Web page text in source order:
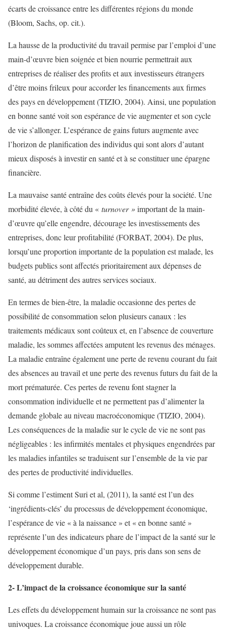
écarts de croissance entre les différentes régions du monde
(Bloom, Sachs, op. cit.).
La hausse de la productivité du travail permise par l’emploi d’une
main-d’œuvre bien soignée et bien nourrie permettrait aux
entreprises de réaliser des profits et aux investisseurs étrangers
d’être moins frileux pour accorder les financements aux firmes
des pays en développement (TIZIO, 2004). Ainsi, une population
en bonne santé voit son espérance de vie augmenter et son cycle
de vie s’allonger. L’espérance de gains futurs augmente avec
l’horizon de planification des individus qui sont alors d’autant
mieux disposés à investir en santé et à se constituer une épargne
financière.
La mauvaise santé entraîne des coûts élevés pour la société. Une
morbidité élevée, à côté du « turnover »important de la main-
d’œuvre qu’elle engendre, décourage les investissements des
entreprises, donc leur profitabilité (FORBAT, 2004). De plus,
lorsqu’une proportion importante de la population est malade, les
budgets publics sont affectés prioritairement aux dépenses de
santé, au détriment des autres services sociaux.
En termes de bien-être, la maladie occasionne des pertes de
possibilité de consommation selon plusieurs canaux : les
traitements médicaux sont coûteux et, en l’absence de couverture
maladie, les sommes affectées amputent les revenus des ménages.
La maladie entraîne également une perte de revenu courant du fait
des absences au travail et une perte des revenus futurs du fait de la
mort prématurée. Ces pertes de revenu font stagner la
consommation individuelle et ne permettent pas d’alimenter la
demande globale au niveau macroéconomique (TIZIO, 2004).
Les conséquences de la maladie sur le cycle de vie ne sont pas
négligeables : les infirmités mentales et physiques engendrées par
les maladies infantiles se traduisent sur l’ensemble de la vie par
des pertes de productivité individuelles.
Si comme l’estiment Suri et al, (2011), la santé est l’un des
‘ingrédients-clés’ du processus de développement économique,
l’espérance de vie « à la naissance » et « en bonne santé »
représente l’un des indicateurs phare de l’impact de la santé sur le
développement économique d’un pays, pris dans son sens de
développement durable.
2- L’impact de la croissance économique sur la santé
Les effets du développement humain sur la croissance ne sont pas
univoques. La croissance économique joue aussi un rôle